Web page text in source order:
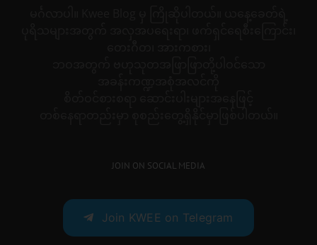
JOIN ON SOCIAL MEDIA
Join KWEE on Telegram